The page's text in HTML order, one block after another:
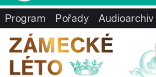
Program Pořady Audioarchiv